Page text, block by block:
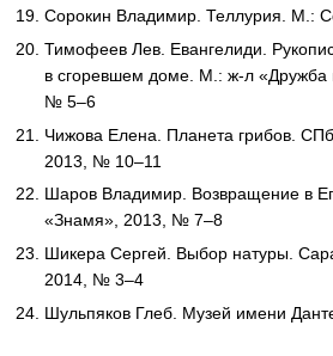
Сорокин Владимир. Теллурия. М.:
Тимофеев Лев. Евангелиди.
в сгоревшем доме. М.: ж-л «Дружба
№ 5–6
Чижова Елена. Планета грибов.
2013, № 10–11
Шаров Владимир. Возвращение в
«Знамя», 2013, № 7–8
Шикера Сергей. Выбор натуры.
2014, № 3–4
Шульпяков Глеб. Музей имени